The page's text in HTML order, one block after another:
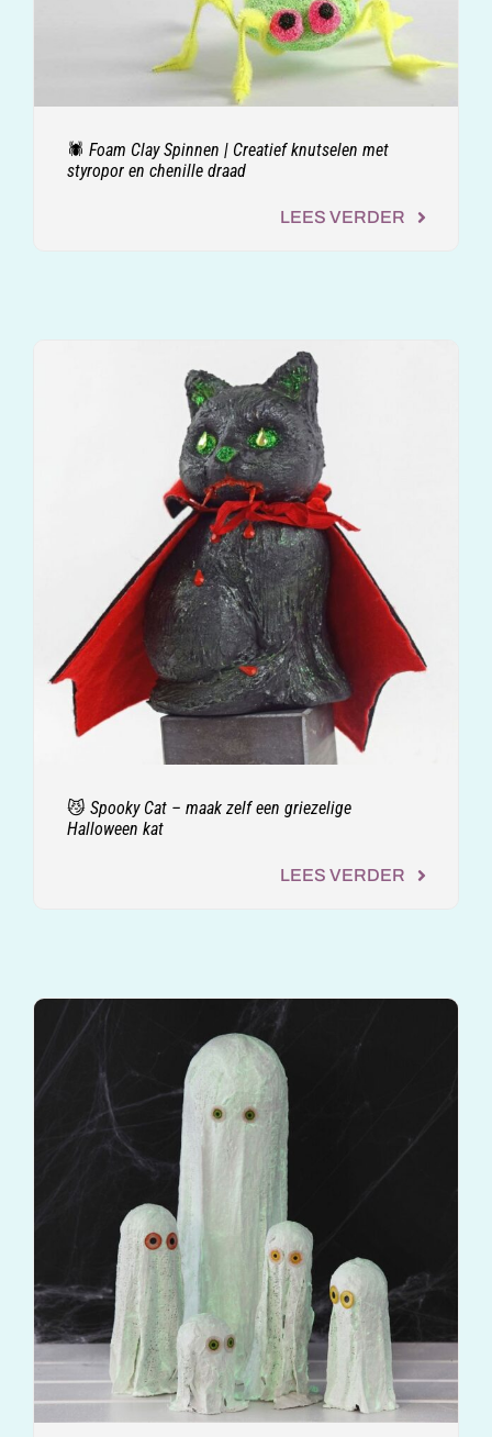
🕷️ Foam Clay Spinnen | Creatief knutselen met
styropor en chenille draad
LEES VERDER
😼 Spooky Cat – maak zelf een griezelige
Halloween kat
LEES VERDER